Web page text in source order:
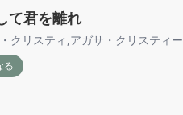
て君を離れ
クリスティ ,アガサ・クリスティー
る